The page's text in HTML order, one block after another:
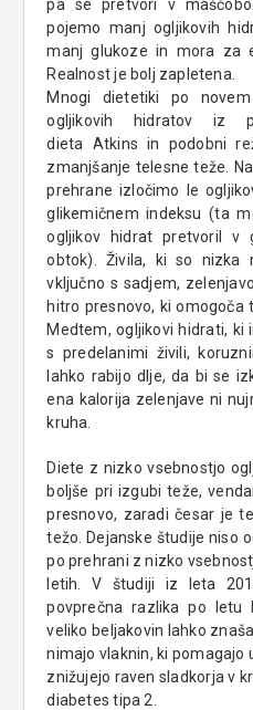
pa se pretvori v
pojemo manj ogljikovih
manj glukoze in mora za
Realnost je bolj zapletena.
Mnogi dietetiki po
ogljikovih hidratov iz
dieta Atkins in podobni
zmanjšanje telesne teže.
prehrane izločimo le
glikemičnem indeksu (ta
ogljikov hidrat pretvoril v
obtok). Živila, ki so
vključno s sadjem,
hitro presnovo, ki omogoča
Medtem, ogljikovi hidrati, ki
s predelanimi živili,
lahko rabijo dlje, da bi se
ena kalorija zelenjave ni
kruha.
Diete z nizko vsebnostjo
boljše pri izgubi teže,
presnovo, zaradi česar je
težo. Dejanske študije niso
po prehrani z nizko
letih. V študiji iz leta
povprečna razlika po letu
veliko beljakovin lahko
nimajo vlaknin, ki pomagajo
znižujejo raven sladkorja v
diabetes tipa 2.